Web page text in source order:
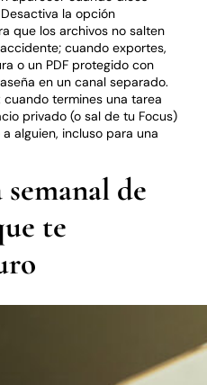
la opción
que los archivos no salten
cuando exportes,
o un PDF protegido con
en un canal separado.
termines una tarea
privado (o sal de tu Focus)
alguien, incluso para una
de
te